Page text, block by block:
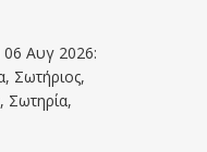
Αυγ 2026:
Σωτήριος,
Σωτηρία,